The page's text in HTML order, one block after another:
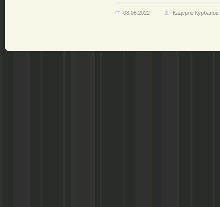
08.06.2022 Кадерле Курбанов